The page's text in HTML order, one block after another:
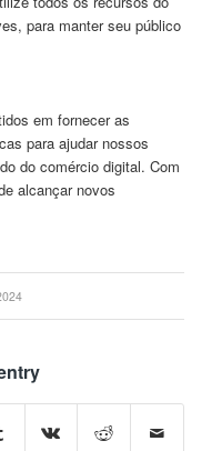
para manter seu público
em fornecer as
para ajudar nossos
do comércio digital. Com
alcançar novos